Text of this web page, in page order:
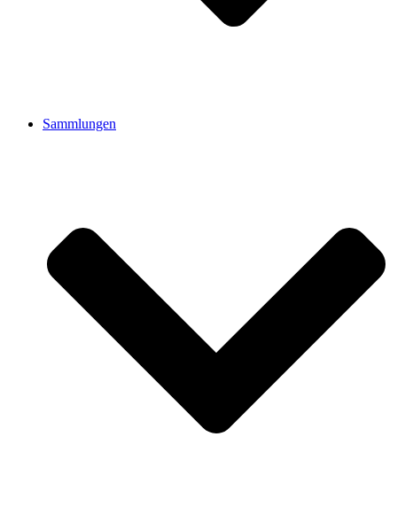
Sammlungen